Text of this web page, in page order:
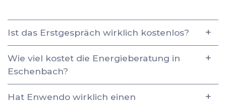
Ist das Erstgespräch wirklich kostenlos?
Wie viel kostet die Energieberatung in
Eschenbach?
Hat Enwendo wirklich einen